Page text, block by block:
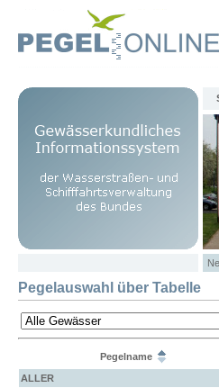
Pegelauswahl über Tabelle
Pegelname
ALLER